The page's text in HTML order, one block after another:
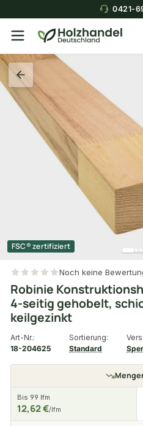
0421-
FSC® zertifiziert
Noch keine
Robinie
4-seitig gehobelt,
keilgezinkt
Art-Nr.:
18-204625
Sortierung:
Standard
Bis 99 lfm
12,62 €/lfm